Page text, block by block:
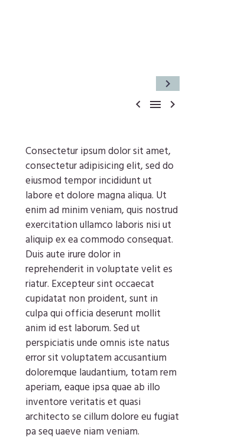
  
Consectetur ipsum dolor sit amet,
consectetur adipisicing elit, sed do
eiusmod tempor incididunt ut
labore et dolore magna aliqua. Ut
enim ad minim veniam, quis nostrud
exercitation ullamco laboris nisi ut
aliquip ex ea commodo consequat.
Duis aute irure dolor in
reprehenderit in voluptate velit es
riatur. Excepteur sint occaecat
cupidatat non proident, sunt in
culpa qui officia deserunt mollit
anim id est laborum. Sed ut
perspiciatis unde omnis iste natus
error sit voluptatem accusantium
doloremque laudantium, totam rem
aperiam, eaque ipsa quae ab illo
inventore veritatis et quasi
architecto se cillum dolore eu fugiat
pa seq uaeve niam veniam.